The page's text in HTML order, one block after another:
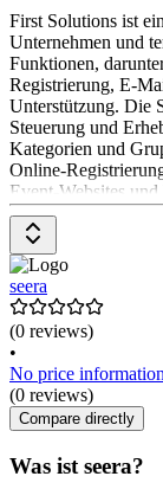
First Solutions ist
Unternehmen und
Funktionen,
Registrierung, E-
Unterstützung. Die
Steuerung und
Kategorien und
Online-
Event-Websites
Bedarf und kann
seera
(0 reviews)
•
No price information
(0 reviews)
Compare directly
Was ist seera?